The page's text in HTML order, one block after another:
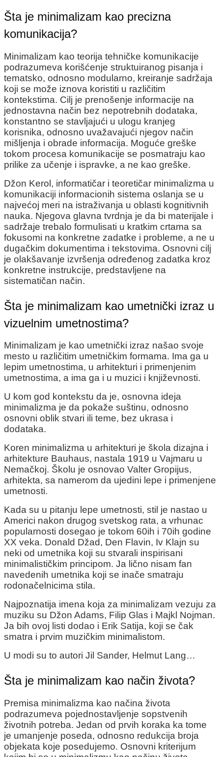
Šta je minimalizam kao precizna
komunikacija?
Minimalizam kao teorija tehničke komunikacije
podrazumeva korišćenje struktuiranog pisanja i
tematsko, odnosno modularno, kreiranje sadržaja
koji se može iznova koristiti u različitim
kontekstima. Cilj je prenošenje informacije na
jednostavna način bez nepotrebnih dodataka,
konstantno se stavljajući u ulogu kranjeg
korisnika, odnosno uvažavajući njegov način
mišljenja i obrade informacija. Moguće greške
tokom procesa komunikacije se posmatraju kao
prilike za učenje i ispravke, a ne kao greške.
Džon Kerol, informatičar i teoretičar minimalizma u
komunikaciji informacionih sistema oslanja se u
najvećoj meri na istraživanja u oblasti kognitivnih
nauka. Njegova glavna tvrdnja je da bi materijale i
sadržaje trebalo formulisati u kratkim crtama sa
fokusomi na konkretne zadatke i probleme, a ne u
dugačkim dokumentima i tekstovima. Osnovni cilj
je olakšavanje izvršenja određenog zadatka kroz
konkretne instrukcije, predstavljene na
sistematičan način.
Šta je minimalizam kao umetnički izraz u
vizuelnim umetnostima?
Minimalizam je kao umetnički izraz našao svoje
mesto u različitim umetničkim formama. Ima ga u
lepim umetnostima, u arhitekturi i primenjenim
umetnostima, a ima ga i u muzici i književnosti.
U kom god kontekstu da je, osnovna ideja
minimalizma je da pokaže suštinu, odnosno
osnovni oblik stvari ili teme, bez ukrasa i
dodataka.
Koren minimalizma u arhitekturi je škola dizajna i
arhitekture Bauhaus, nastala 1919 u Vajmaru u
Nemačkoj. Školu je osnovao Valter Gropijus,
arhitekta, sa namerom da ujedini lepe i primenjene
umetnosti.
Kada su u pitanju lepe umetnosti, stil je nastao u
Americi nakon drugog svetskog rata, a vrhunac
popularnosti dosegao je tokom 60ih i 70ih godine
XX veka. Donald Džad, Den Flavin, Iv Klajn su
neki od umetnika koji su stvarali inspirisani
minimalističkim principom. Ja lično nisam fan
navedenih umetnika koji se inače smatraju
rodonačelnicima stila.
Najpoznatija imena koja za minimalizam vezuju za
muziku su Džon Adams, Filip Glas i Majkl Nojman.
Ja bih ovoj listi dodao i Erik Satija, koji se čak
smatra i prvim muzičkim minimalistom.
U modi su to autori Jil Sander, Helmut Lang…
Šta je minimalizam kao način života?
Premisa minimalizma kao načina života
podrazumeva pojednostavljenje sopstvenih
životnih potreba. Jedan od prvih koraka ka tome
je umanjenje poseda, odnosno redukcija broja
objekata koje posedujemo. Osnovni kriterijum